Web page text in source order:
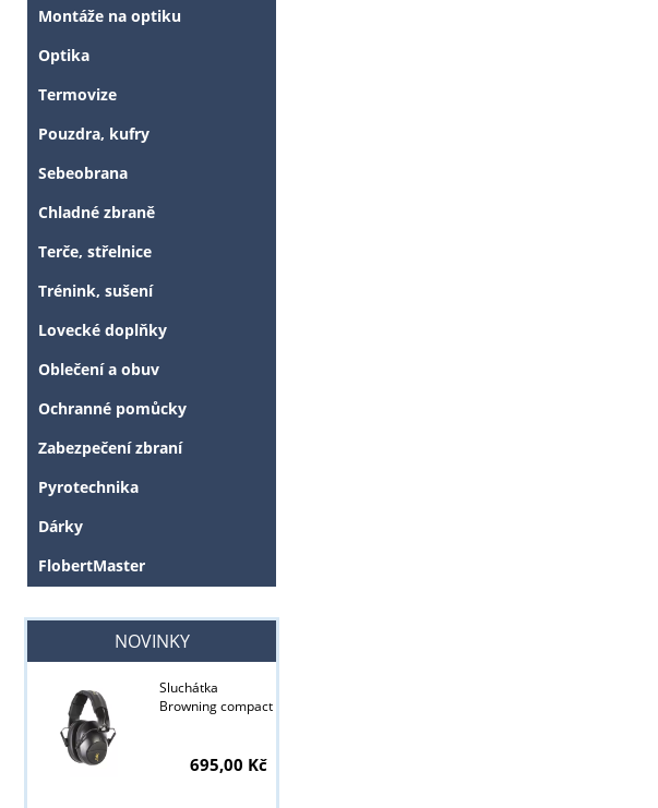
Montáže na optiku
Optika
Termovize
Pouzdra, kufry
Sebeobrana
Chladné zbraně
Terče, střelnice
Trénink, sušení
Lovecké doplňky
Oblečení a obuv
Ochranné pomůcky
Zabezpečení zbraní
Pyrotechnika
Dárky
FlobertMaster
NOVINKY
Sluchátka
Browning compact
695,00 Kč